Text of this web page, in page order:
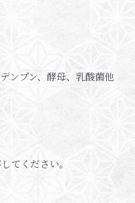
ンプン、酵母、乳酸菌他
てください。